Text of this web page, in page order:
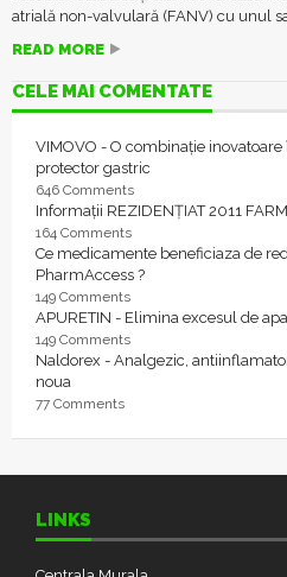
atrială non-valvulară (FANV) cu unul
READ MORE
CELE MAI COMENTATE
VIMOVO - O combinație
protector gastric
646 Comments
Informații REZIDENȚIAT 2011
164 Comments
Ce medicamente beneficiaza de
PharmAccess ?
149 Comments
APURETIN - Elimina excesul de
149 Comments
Naldorex - Analgezic,
noua
77 Comments
LINKS